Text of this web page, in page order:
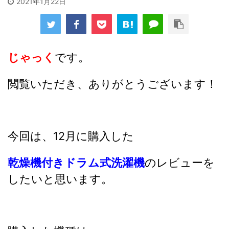
じゃっく です。
閲覧いただき、ありがとうございます！
今回は、12月に購入した
乾燥機付きドラム式洗濯機のレビューを
したいと思います。